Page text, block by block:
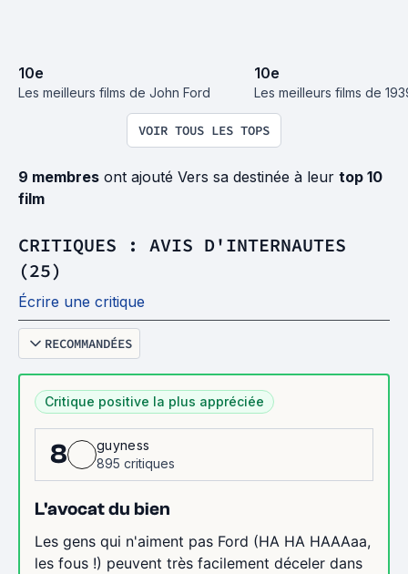
10e
Les meilleurs films de John Ford
10e
Les meilleurs films de
VOIR TOUS LES TOPS
9 membres ont ajouté Vers sa destinée à leur top 10
film
CRITIQUES : AVIS D'INTERNAUTES
(25)
Écrire une critique
RECOMMANDÉES
Critique positive la plus appréciée
8
guyness
895 critiques
L'avocat du bien
Les gens qui n'aiment pas Ford (HA HA HAAAaa,
les fous !) peuvent très facilement déceler dans